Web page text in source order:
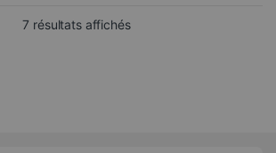
7 résultats affichésTrié du plus récent au